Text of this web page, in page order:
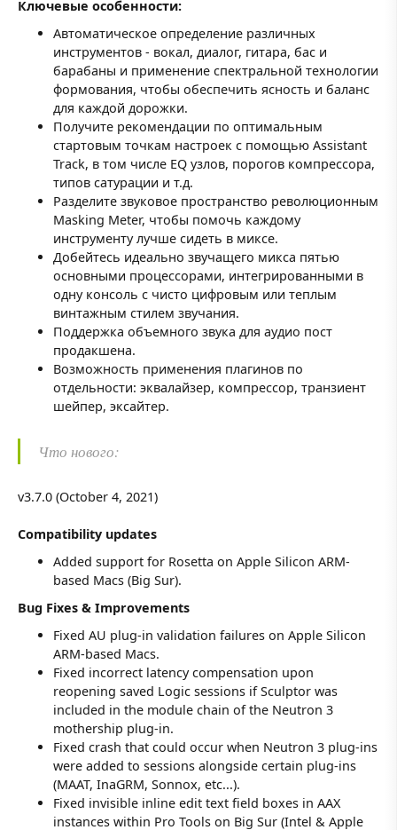
Ключевые особенности:
Автоматическое определение различных
инструментов - вокал, диалог, гитара, бас и
барабаны и применение спектральной технологии
формования, чтобы обеспечить ясность и баланс
для каждой дорожки.
Получите рекомендации по оптимальным
стартовым точкам настроек с помощью Assistant
Track, в том числе EQ узлов, порогов компрессора,
типов сатурации и т.д.
Разделите звуковое пространство революционным
Masking Meter, чтобы помочь каждому
инструменту лучше сидеть в миксе.
Добейтесь идеально звучащего микса пятью
основными процессорами, интегрированными в
одну консоль с чисто цифровым или теплым
винтажным стилем звучания.
Поддержка объемного звука для аудио пост
продакшена.
Возможность применения плагинов по
отдельности: эквалайзер, компрессор, транзиент
шейпер, эксайтер.
Что нового:
v3.7.0 (October 4, 2021)
Compatibility updates
Added support for Rosetta on Apple Silicon ARM-
based Macs (Big Sur).
Bug Fixes & Improvements
Fixed AU plug-in validation failures on Apple Silicon
ARM-based Macs.
Fixed incorrect latency compensation upon
reopening saved Logic sessions if Sculptor was
included in the module chain of the Neutron 3
mothership plug-in.
Fixed crash that could occur when Neutron 3 plug-ins
were added to sessions alongside certain plug-ins
(MAAT, InaGRM, Sonnox, etc...).
Fixed invisible inline edit text field boxes in AAX
instances within Pro Tools on Big Sur (Intel & Apple